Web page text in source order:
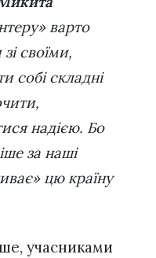
варто
своїми,
собі складні
надією. Бо
за наші
цю країну
учасниками